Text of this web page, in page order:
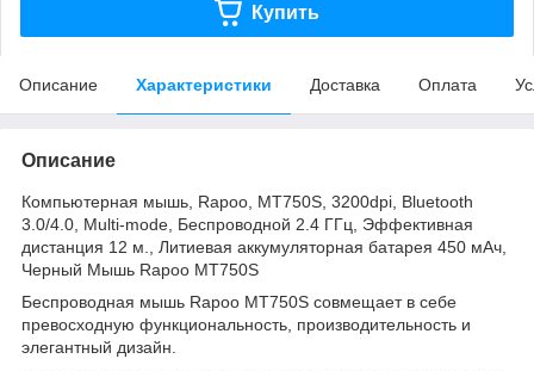
Купить
Описание Характеристики Доставка Оплата
Описание
Компьютерная мышь, Rapoo, MT750S, 3200dpi, Bluetooth
3.0/4.0, Multi-mode, Беспроводной 2.4 ГГц, Эффективная
дистанция 12 м., Литиевая аккумуляторная батарея 450 мАч,
Черный Мышь Rapoo MT750S
Беспроводная мышь Rapoo MT750S совмещает в себе
превосходную функциональность, производительность и
элегантный дизайн.